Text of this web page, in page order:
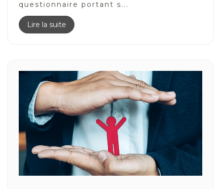
questionnaire portant s...
Lire la suite